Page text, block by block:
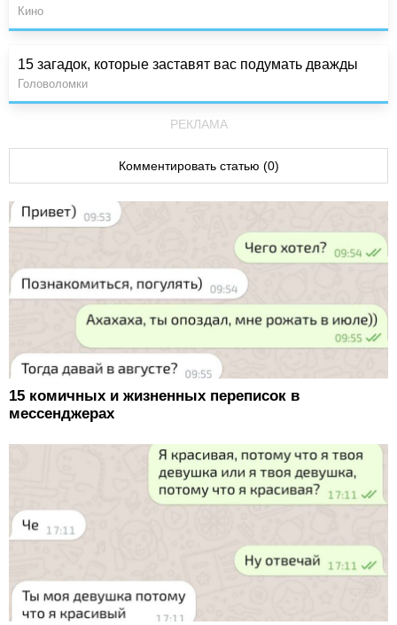
Кино
15 загадок, которые заставят вас подумать дважды
Головоломки
РЕКЛАМА
Комментировать статью (0)
15 комичных и жизненных переписок в
мессенджерах